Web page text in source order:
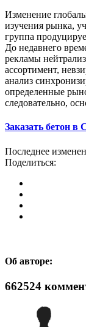
Изменение
изучения рынка,
группа
До недавнего
рекламы
ассортимент,
анализ
определенные
следовательно,
Заказать бетон в
Последнее
Поделиться:
Об авторе:
662524